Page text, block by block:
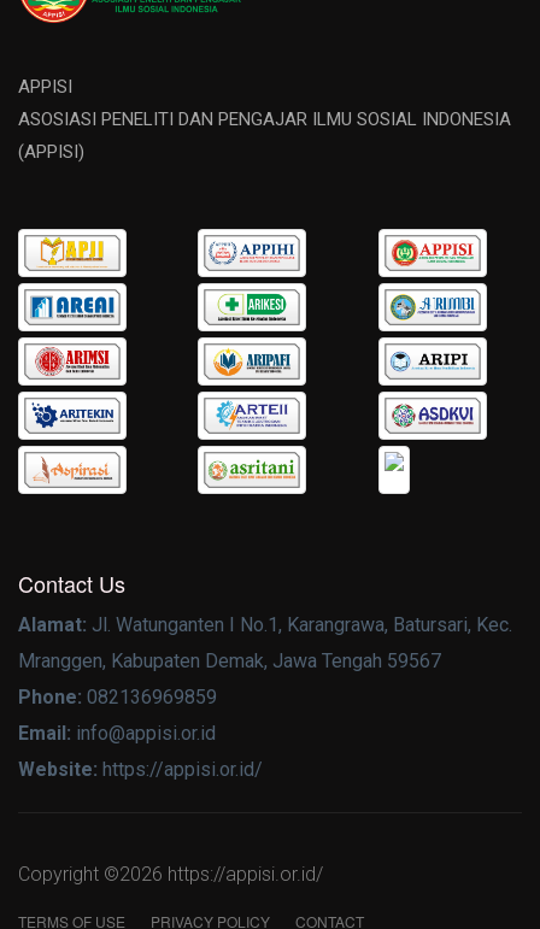
APPISI
ASOSIASI PENELITI DAN PENGAJAR ILMU SOSIAL INDONESIA
(APPISI)
Contact Us
Alamat: Jl. Watunganten I No.1, Karangrawa, Batursari, Kec.
Mranggen, Kabupaten Demak, Jawa Tengah 59567
Phone: 082136969859
Email: info@appisi.or.id
Website: https://appisi.or.id/
Copyright ©2026 https://appisi.or.id/
TERMS OF USE PRIVACY POLICY CONTACT